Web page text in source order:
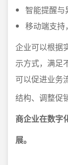
智能提醒与
移动端支持
企业可以根据
示方式，满足
可以促进业务
结构、调整促
商企业在数字
展。